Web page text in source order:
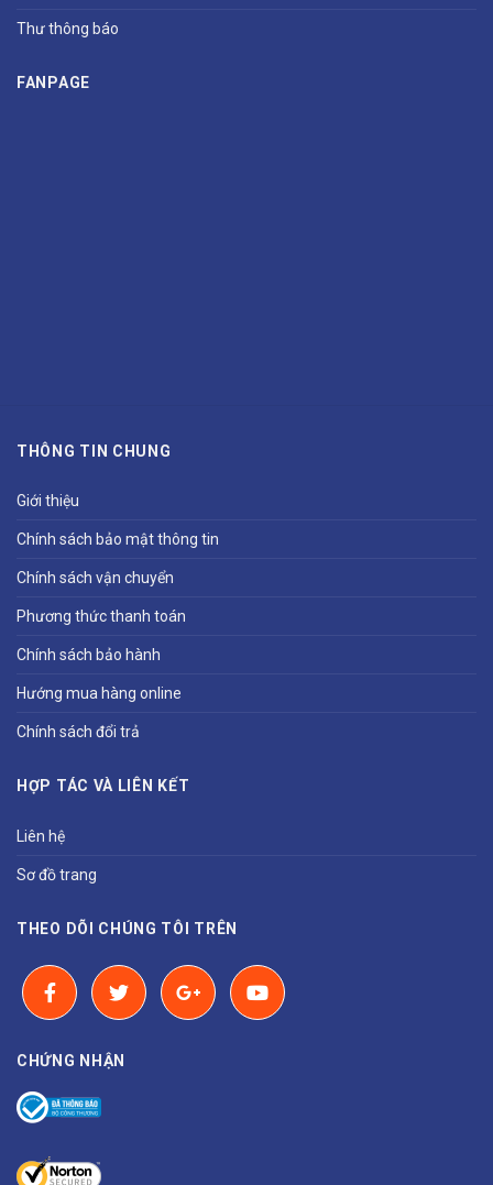
Thư thông báo
FANPAGE
THÔNG TIN CHUNG
Giới thiệu
Chính sách bảo mật thông tin
Chính sách vận chuyển
Phương thức thanh toán
Chính sách bảo hành
Hướng mua hàng online
Chính sách đổi trả
HỢP TÁC VÀ LIÊN KẾT
Liên hệ
Sơ đồ trang
THEO DÕI CHÚNG TÔI TRÊN
CHỨNG NHẬN